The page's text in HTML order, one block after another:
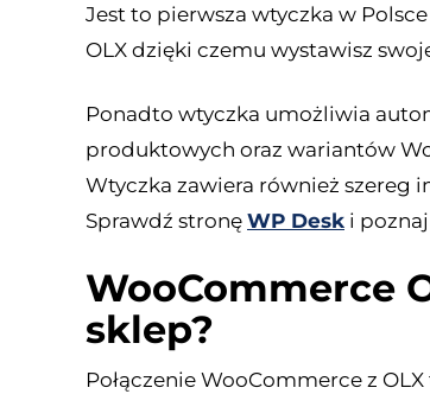
Jest to pierwsza wtyczka w
OLX dzięki czemu wystawisz
Ponadto wtyczka umożliwia
produktowych oraz wariantów
Wtyczka zawiera również szereg
Sprawdź stronę WP Desk i poznaj
WooCommerce
sklep?
Połączenie WooCommerce z